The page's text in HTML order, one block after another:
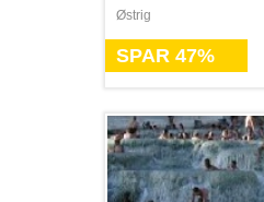
Østrig
SPAR 47%